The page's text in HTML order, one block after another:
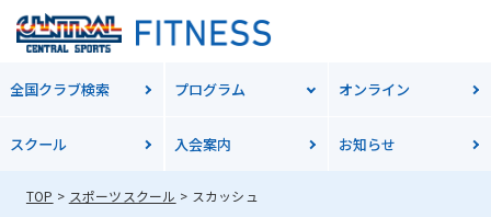
全国クラブ検索 プログラム オンライン
スクール 入会案内 お知らせ
TOP スポーツスクール スカッシュ